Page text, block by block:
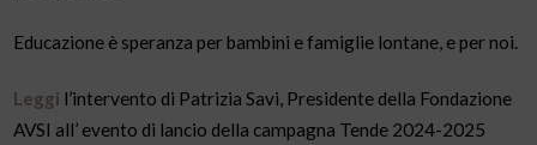
Educazione è speranza per bambini e famiglie lontane, e per noi.
Leggi l’intervento di Patrizia Savi, Presidente della Fondazione
AVSI all’ evento di lancio della campagna Tende 2024-2025